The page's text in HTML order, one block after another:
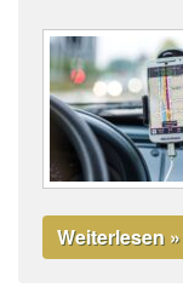
Weiterlesen »